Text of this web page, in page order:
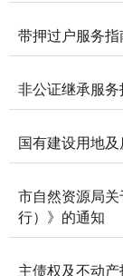
带押过户服务指
非公证继承服务
国有建设用地
市自然资源局
行）》的通知
主债权及不动产